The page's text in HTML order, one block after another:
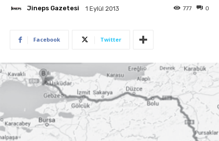
Jineps Gazetesi 1 Eylül 2013 0
777
Facebook Twitter